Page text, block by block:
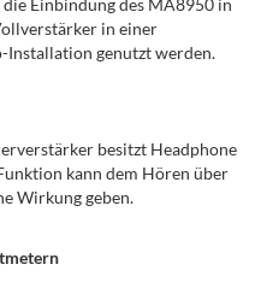
Einbindung des MA8950 in
in einer
genutzt werden.
besitzt Headphone
kann dem Hören über
Wirkung geben.